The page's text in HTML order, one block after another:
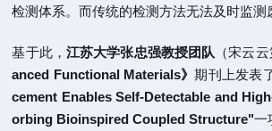
检测体系。而传统的检测方法无法及时监测
基于此， 江苏大学张忠强教授团队 （宋云
anced Functional Materials》期刊上发表
cement Enables Self-Detectable and
orbing Bioinspired Coupled Structure"一